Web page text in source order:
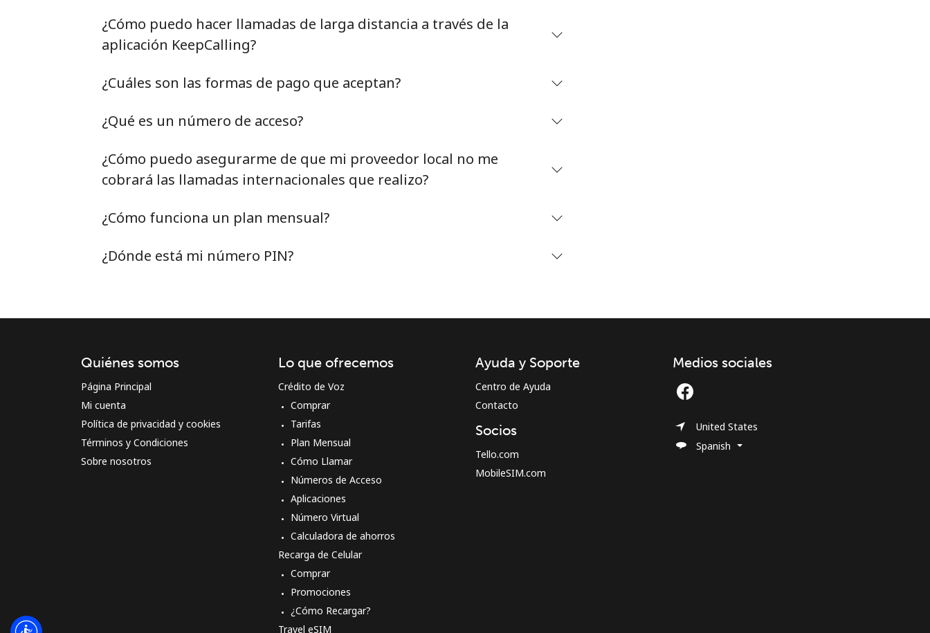
Al abrir una cuenta en este sitio web, estoy de
acuerdo con estos
REGÍSTRATE →
¿Cómo puedo hacer llamadas de larga distancia a través de la
aplicación KeepCalling?
¿Cuáles son las formas de pago que aceptan?
¿Qué es un número de acceso?
¿Cómo puedo asegurarme de que mi proveedor local no me
cobrará las llamadas internacionales que realizo?
¿Cómo funciona un plan mensual?
¿Dónde está mi número PIN?
Quiénes somos
Página Principal
Mi cuenta
Política de privacidad y cookies
Términos y Condiciones
Sobre nosotros
Lo que ofrecemos
Crédito de Voz
Comprar
Tarifas
Plan Mensual
Cómo Llamar
Números de Acceso
Aplicaciones
Número Virtual
Calculadora de ahorros
Recarga de Celular
Comprar
Promociones
¿Cómo Recargar?
Travel eSIM
Ayuda y Soporte
Centro de Ayuda
Contacto
Socios
Tello.com
MobileSIM.com
Medios sociales
United States
Spanish